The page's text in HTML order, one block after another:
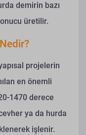
demirin bazı
üretilir.
projelerin
en önemli
1470 derece
ya da hurda
işlenir.